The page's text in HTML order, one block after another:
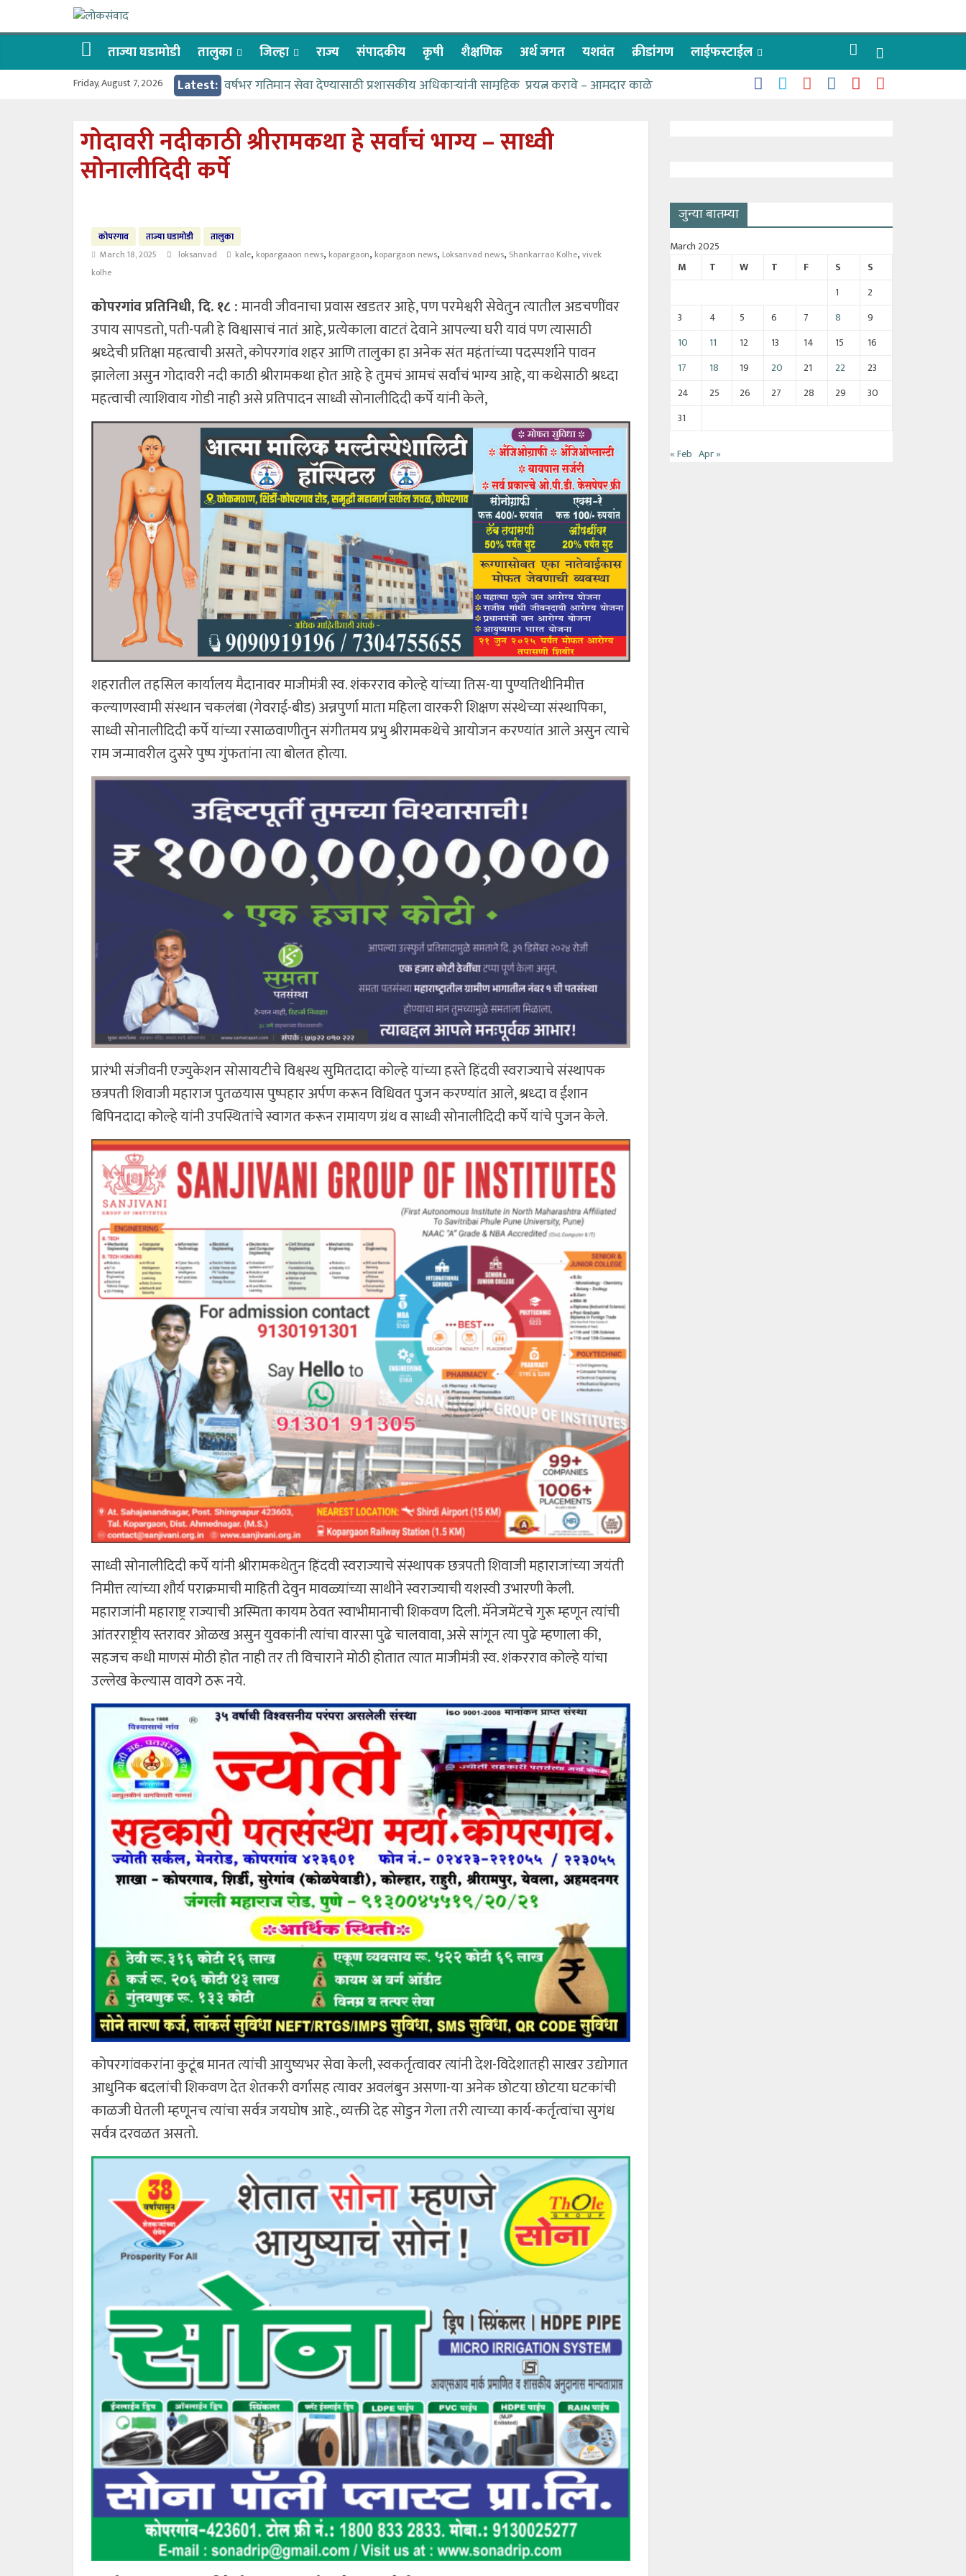
लोकसंवाद
ताज्या
घडामोडी
ताज्या घडामोडी तालुका जिल्हा राज्य संपादकीय कृषी शैक्षणिक अर्थ जगत यशवंत क्रीडांगण लाईफस्टाईल
Friday, August 7, 2026 Latest: वर्षभर गतिमान सेवा देण्यासाठी प्रशासकीय अधिकाऱ्यांनी सामुहिक प्रयत्न करावे – आमदार काळे
आत्मामालिक गुरूकूलाचे २२८ विद्यार्थी शिष्यवृत्तीस पात्र
ईच्छा आणि मेहनतीच्या बळावर यश मिळवता येते – शिवप्रसाद पंडोरे
आमदार आशुतोष काळे यांचा वाढदिवस विविध सामाजिक उपक्रमांनी साजरा
गोदावरी नदीकाठी श्रीरामकथा हे सर्वांचं भाग्य – साध्वी
सोनालीदिदी कर्पे
कोपरगाव ताज्या घडामोडी
तालुका
March 18, 2025
loksanvad kale, kopargaaon news, kopargaon, kopargaon news, Loksanvad news, Shankarrao Kolhe, vivek
kolhe
कोपरगांव प्रतिनिधी, दि. १८ :मानवी जीवनाचा प्रवास खडतर आहे, पण परमेश्वरी सेवेतुन त्यातील अडचणींवर
उपाय सापडतो, पती-पत्नी हे विश्वासाचं नातं आहे, प्रत्येकाला वाटतं देवाने आपल्या घरी यावं पण त्यासाठी
श्रध्देची प्रतिक्षा महत्वाची असते, कोपरगांव शहर आणि तालुका हा अनेक संत महंतांच्या पदस्पर्शाने पावन
झालेला असुन गोदावरी नदी काठी श्रीरामकथा होत आहे हे तुमचं आमचं सर्वांचं भाग्य आहे, या कथेसाठी श्रध्दा
महत्वाची त्याशिवाय गोडी नाही असे प्रतिपादन साध्वी सोनालीदिदी कर्पे यांनी केले,
शहरातील तहसिल कार्यालय मैदानावर माजीमंत्री स्व. शंकरराव कोल्हे यांच्या तिस-या पुण्यतिथीनिमीत्त
कल्याणस्वामी संस्थान चकलंबा (गेवराई-बीड) अन्नपुर्णा माता महिला वारकरी शिक्षण संस्थेच्या संस्थापिका,
साध्वी सोनालीदिदी कर्पे यांच्या रसाळवाणीतुन संगीतमय प्रभु श्रीरामकथेचे आयोजन करण्यांत आले असुन त्याचे
राम जन्मावरील दुसरे पुष्प गुंफतांना त्या बोलत होत्या.
प्रारंभी संजीवनी एज्युकेशन सोसायटीचे विश्वस्थ सुमितदादा कोल्हे यांच्या हस्ते हिंदवी स्वराज्याचे संस्थापक
छत्रपती शिवाजी महाराज पुतळयास पुष्पहार अर्पण करून विधिवत पुजन करण्यांत आले, श्रध्दा व ईशान
बिपिनदादा कोल्हे यांनी उपस्थितांचे स्वागत करून रामायण ग्रंथ व साध्वी सोनालीदिदी कर्पे यांचे पुजन केले.
साध्वी सोनालीदिदी कर्पे यांनी श्रीरामकथेतुन हिंदवी स्वराज्याचे संस्थापक छत्रपती शिवाजी महाराजांच्या जयंती
निमीत्त त्यांच्या शौर्य पराक्रमाची माहिती देवुन मावळ्यांच्या साथीने स्वराज्याची यशस्वी उभारणी केली.
महाराजांनी महाराष्ट्र राज्याची अस्मिता कायम ठेवत स्वाभीमानाची शिकवण दिली. मॅनेजमेंटचे गुरू म्हणून त्यांची
आंतरराष्ट्रीय स्तरावर ओळख असुन युवकांनी त्यांचा वारसा पुढे चालवावा, असे सांगून त्या पुढे म्हणाला की,
सहजच कधी माणसं मोठी होत नाही तर ती विचाराने मोठी होतात त्यात माजीमंत्री स्व. शंकरराव कोल्हे यांचा
उल्लेख केल्यास वावगे ठरू नये.
कोपरगांवकरांना कुटूंब मानत त्यांची आयुष्यभर सेवा केली, स्वकर्तृत्वावर त्यांनी देश-विदेशातही साखर उद्योगात
आधुनिक बदलांची शिकवण देत शेतकरी वर्गासह त्यावर अवलंबुन असणा-या अनेक छोटया छोटया घटकांची
काळजी घेतली म्हणूनच त्यांचा सर्वत्र जयघोष आहे., व्यक्ती देह सोडुन गेला तरी त्याच्या कार्य-कर्तृत्वांचा सुगंध
सर्वत्र दरवळत असतो.
जुन्या बातम्या
March 2025
M
T W T F S
S
1
2
3
4 5 6 7 8
9
10
11 12 13 14 15
16
17
18 19 20 21 22
23
24
25 26 27 28 29
30
31
« Feb Apr »